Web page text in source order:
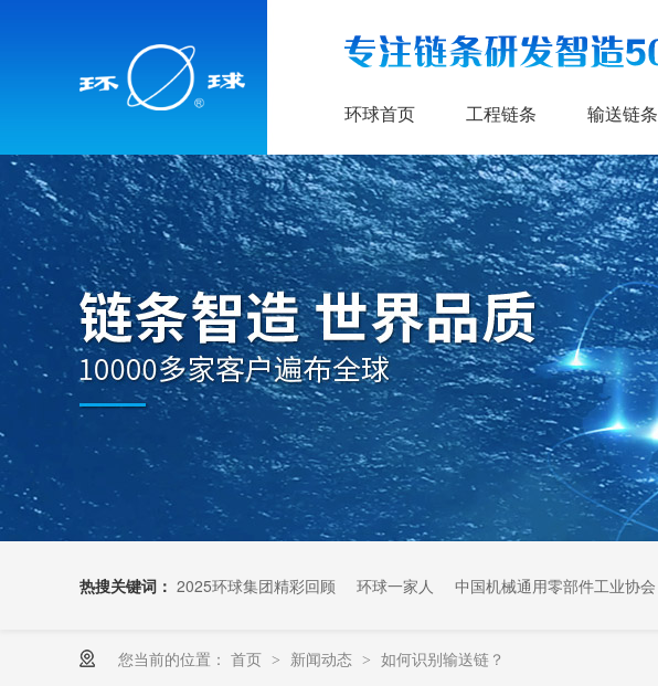
环球首页 工程链条 输送链条
热搜关键词： 2025环球集团精彩回顾 环球一家人 中国机械通用零部件工业协会
扶梯链条生产厂家
您当前的位置： 首页 > 新闻动态 > 如何识别输送链？